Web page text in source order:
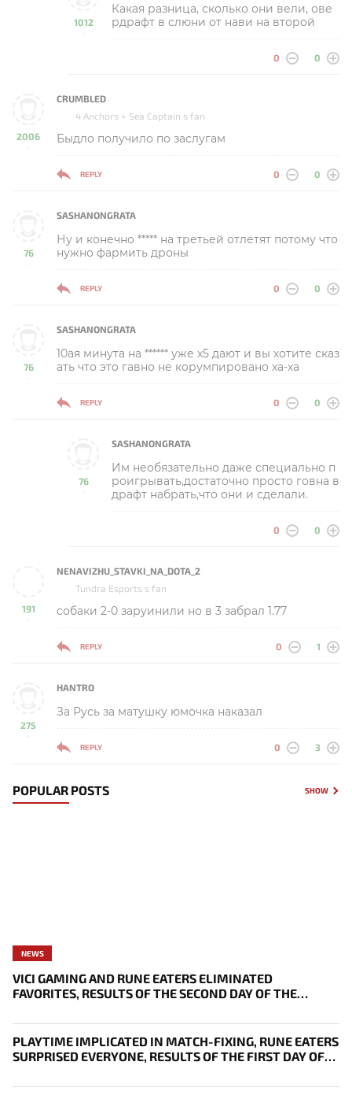
1012
-
Какая разница, сколько они вели, ове
рдрафт в слюни от нави на второй
0 0
2006
-
CRUMBLED
4 Anchors + Sea Captain s fan
Быдло получило по заслугам
REPLY 0 0
76
-
SASHANONGRATA
Ну и конечно ***** на третьей отлетят потому что
нужно фармить дроны
REPLY 0 0
76
-
SASHANONGRATA
10ая минута на ****** уже x5 дают и вы хотите сказ
ать что это гавно не корумпировано ха-ха
REPLY 0 0
76
-
SASHANONGRATA
Им необязательно даже специально п
роигрывать,достаточно просто говна в
драфт набрать,что они и сделали.
0 0
191
-
NENAVIZHU_STAVKI_NA_DOTA_2
Tundra Esports s fan
cобаки 2-0 заруинили но в 3 забрал 1.77
REPLY 0 1
275
-
HANTRO
За Русь за матушку юмочка наказал
REPLY 0 3
POPULAR POSTS SHOW
NEWS
VICI GAMING AND RUNE EATERS ELIMINATED
FAVORITES, RESULTS OF THE SECOND DAY OF THE
PLAYTIME IMPLICATED IN MATCH-FIXING, RUNE EATERS
SURPRISED EVERYONE, RESULTS OF THE FIRST DAY OF